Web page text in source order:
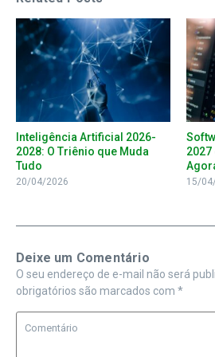
Inteligência Artificial 2026-
2028: O Triênio que Muda
Tudo
20/04/2026
2027
15/
Deixe um Comentário
O seu endereço de e-mail não será
obrigatórios são marcados com *